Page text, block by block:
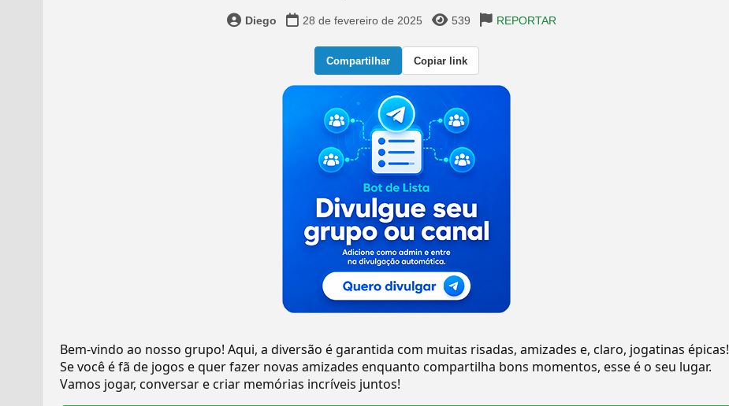
Diego 28 de fevereiro de 2025 539 REPORTAR
Compartilhar Copiar link
Bem-vindo ao nosso grupo! Aqui, a diversão é garantida com muitas risadas, amizades e, claro, jogatinas épicas!
Se você é fã de jogos e quer fazer novas amizades enquanto compartilha bons momentos, esse é o seu lugar.
Vamos jogar, conversar e criar memórias incríveis juntos!